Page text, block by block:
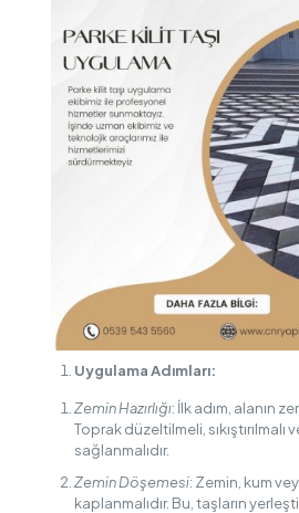
Uygulama Adımları:
Zemin Hazırlığı: İlk adım, alanın
Toprak düzeltilmeli, sıkıştırılmalı
sağlanmalıdır.
Zemin Döşemesi: Zemin, kum
kaplanmalıdır. Bu, taşların